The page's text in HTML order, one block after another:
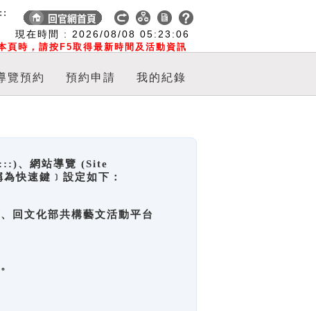
現在時間 : 2026/08/08 05:23:07
頁時，請按F5取得最新時間及活動資訊
覽預約 預約申請 我的紀錄
、網站導覽 (Site
快速鍵﹞設定如下：
文化部共構藝文活動平台